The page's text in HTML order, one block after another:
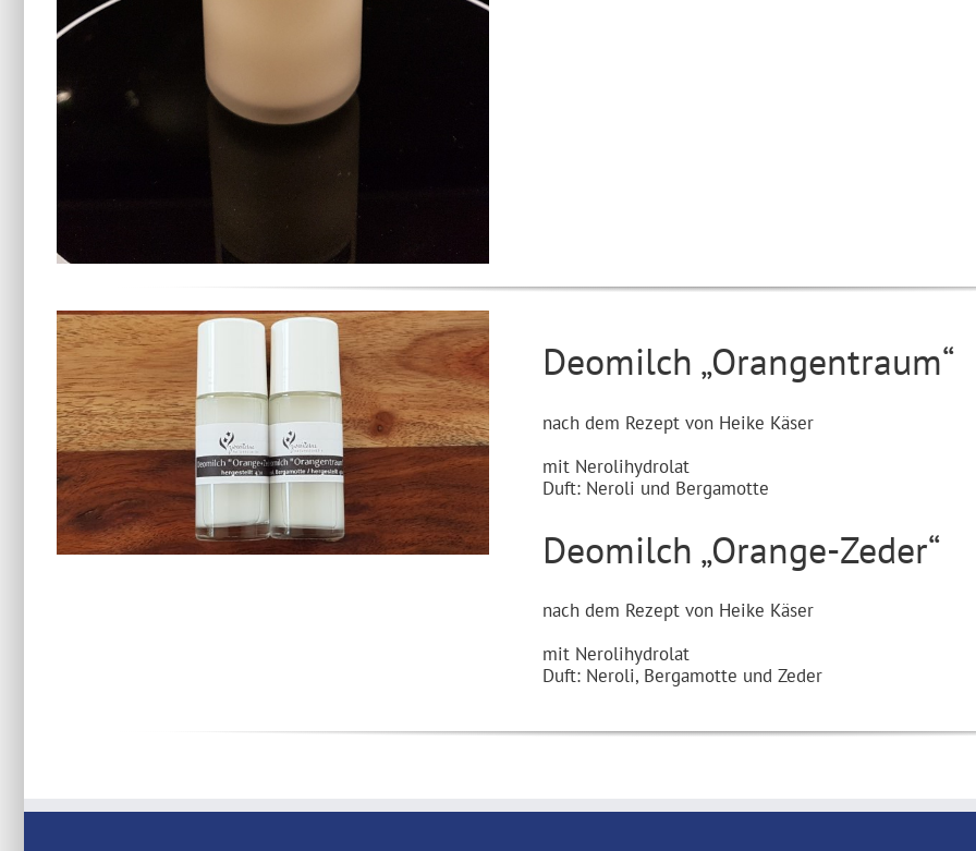
Deomilch „Orangentraum“
nach dem Rezept von Heike Käser
mit Nerolihydrolat
Duft: Neroli und Bergamotte
Deomilch „Orange-Zeder“
nach dem Rezept von Heike Käser
mit Nerolihydrolat
Duft: Neroli, Bergamotte und Zeder